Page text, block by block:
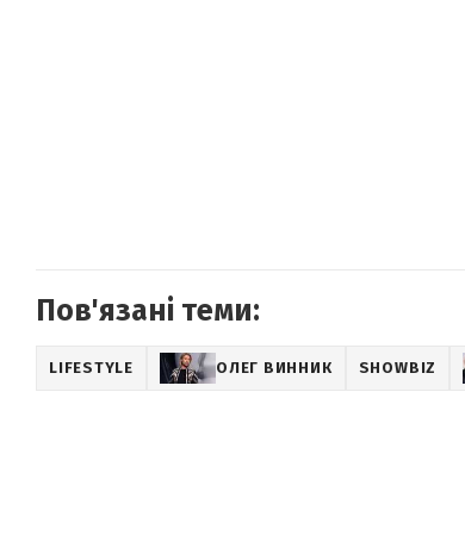
Пов'язані теми:
LIFESTYLE ОЛЕГ ВИННИК SHOWBIZ